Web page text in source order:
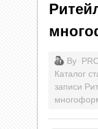
By
Каталог
записи